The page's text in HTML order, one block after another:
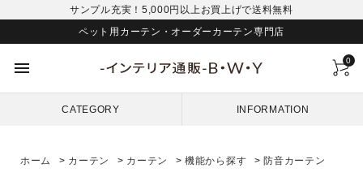
サンプル充実！5,000円以上お買上げで送料無料
ペット用カーテン・オーダーカーテン専門店
menu 0
CATEGORY INFORMATION
ホーム > カーテン > カーテン > 機能から探す > 防音カーテン